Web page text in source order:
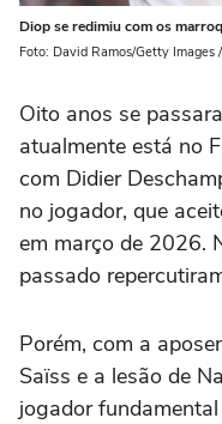
Diop se redimiu com os
Foto: David Ramos/Getty Images
Oito anos se
atualmente está no
com Didier
no jogador, que
em março de 2026.
passado
Porém, com a
Saïss e a lesão de
jogador